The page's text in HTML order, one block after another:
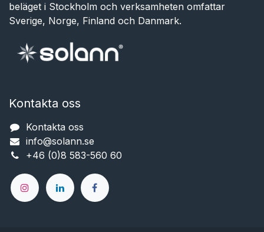
beläget i Stockholm och verksamheten omfattar
Sverige, Norge, Finland och Danmark.
Kontakta oss
Kontakta oss
info@solann.se​​​​​​
+46 (0)8 583-560 60